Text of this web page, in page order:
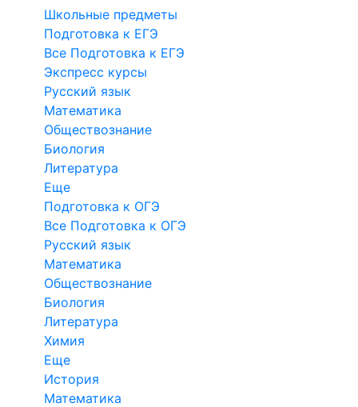
Школьные предметы
Подготовка к ЕГЭ
Все Подготовка к ЕГЭ
Экспресс курсы
Русский язык
Математика
Обществознание
Биология
Литература
Еще
Подготовка к ОГЭ
Все Подготовка к ОГЭ
Русский язык
Математика
Обществознание
Биология
Литература
Химия
Еще
История
Математика